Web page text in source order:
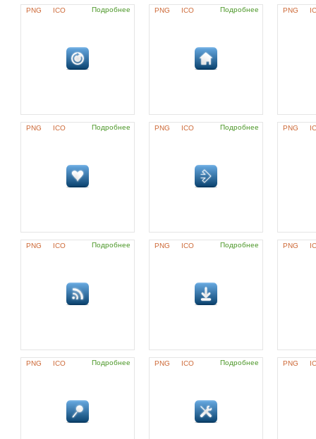
PNG ICO Подробнее PNG ICO Подробнее PNG
PNG ICO Подробнее PNG ICO Подробнее PNG
PNG ICO Подробнее PNG ICO Подробнее PNG
PNG ICO Подробнее PNG ICO Подробнее PNG